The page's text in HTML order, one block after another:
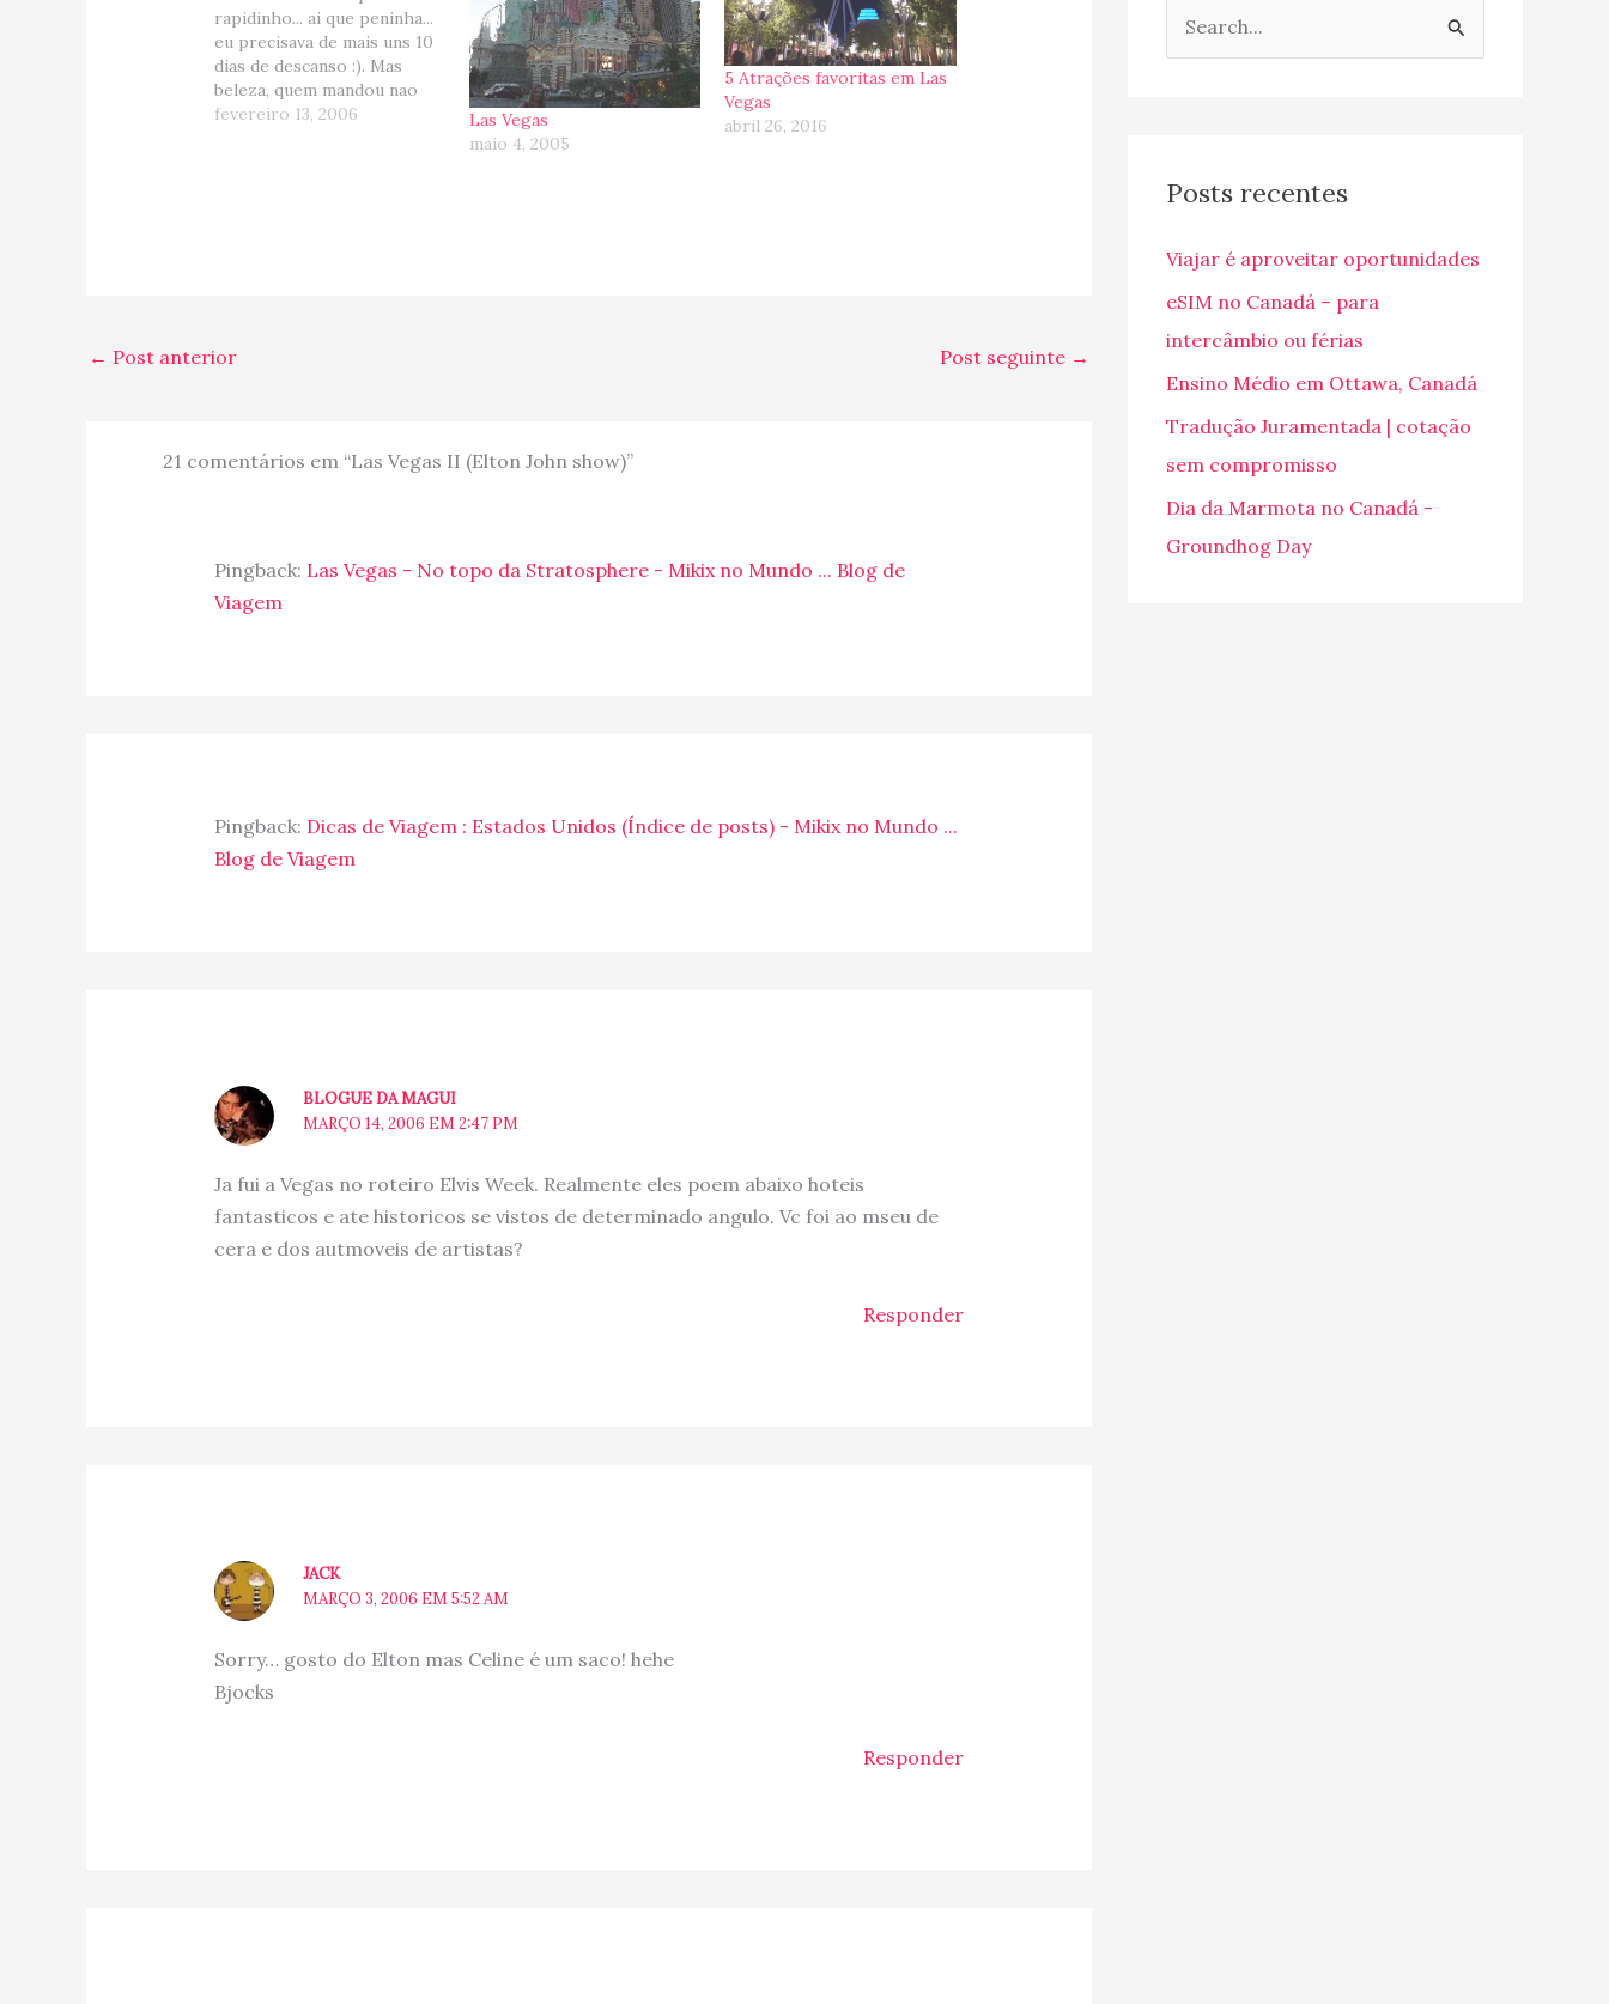
rapidinho... ai que peninha...
eu precisava de mais uns 10
dias de descanso :). Mas
beleza, quem mandou nao
ganhar na loteira ou na
fevereiro 13, 2006
Las Vegas
maio 4, 2005
5 Atrações favoritas em Las
Vegas
abril 26, 2016
← Post anterior Post seguinte →
21 comentários em “Las Vegas II (Elton John show)”
Pingback: Las Vegas - No topo da Stratosphere - Mikix no Mundo ... Blog de
Viagem
Pingback: Dicas de Viagem : Estados Unidos (Índice de posts) - Mikix no Mundo ...
Blog de Viagem
BLOGUE DA MAGUI
MARÇO 14, 2006 EM 2:47 PM
Ja fui a Vegas no roteiro Elvis Week. Realmente eles poem abaixo hoteis
fantasticos e ate historicos se vistos de determinado angulo. Vc foi ao mseu de
cera e dos autmoveis de artistas?
Responder
JACK
MARÇO 3, 2006 EM 5:52 AM
Sorry… gosto do Elton mas Celine é um saco! hehe
Bjocks
Responder
u
s
a
r
p
o
Posts recentes
Viajar é aproveitar oportunidades
eSIM no Canadá – para
intercâmbio ou férias
Ensino Médio em Ottawa, Canadá
Tradução Juramentada | cotação
sem compromisso
Dia da Marmota no Canadá -
Groundhog Day